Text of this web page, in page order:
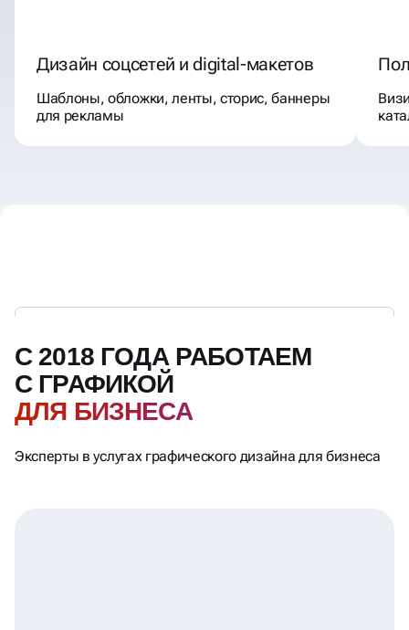
Дизайн соцсетей и digital-макетов
Шаблоны, обложки, ленты, сторис, баннеры
для рекламы
С 2018 ГОДА РАБОТАЕМ
С ГРАФИКОЙ
ДЛЯ БИЗНЕСА
Эксперты в услугах графического дизайна для бизнеса